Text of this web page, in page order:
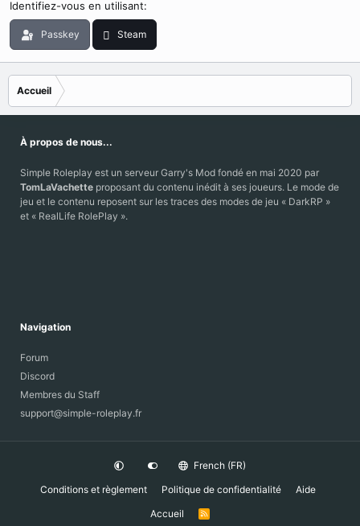
Identifiez-vous en utilisant
Passkey Steam
Accueil
À propos de nous...
Simple Roleplay est un serveur Garry's Mod fondé en mai 2020 par
TomLaVachette proposant du contenu inédit à ses joueurs. Le mode de
jeu et le contenu reposent sur les traces des modes de jeu « DarkRP »
et « RealLife RolePlay ».
Navigation
Forum
Discord
Membres du Staff
support@simple-roleplay.fr
French (FR)
Conditions et règlement
Politique de confidentialité
Aide
Accueil
R